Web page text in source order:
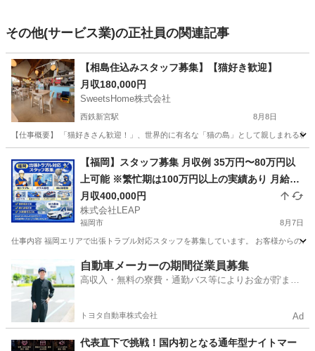
その他(サービス業)の正社員の関連記事
【相島住込みスタッフ募集】【猫好き歓迎】
月収180,000円
SweetsHome株式会社
西鉄新宮駅 8月8日
【仕事概要】 「猫好きさん歓迎！」、世界的に有名な「猫の島」として親しまれる
西鉄新宮駅 カフェ 未経験
【福岡】スタッフ募集 月収例 35万円〜80万円以
上可能 ※繁忙期は100万円以上の実績あり 月給25
万円＋歩合 頑張り次第で高収入も可能
月収400,000円
株式会社LEAP
福岡市 8月7日
仕事内容 福岡エリアで出張トラブル対応スタッフを募集しています。 お客様からの
その他 トラブル
自動車メーカーの期間従業員募集
高収入・無料の寮費・通勤バス等によりお金が貯まり
トヨタ自動車株式会社 Ad
代表直下で挑戦！国内初となる通年型ナイトマー